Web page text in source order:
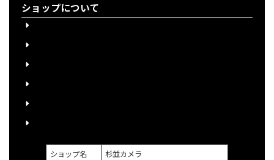
ショップについて
ショップ名 杉並カメラ